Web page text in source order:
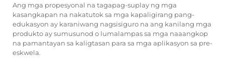
Ang mga propesyonal na tagapag-suplay ng mga
kasangkapan na nakatutok sa mga kapaligirang pang-
edukasyon ay karaniwang nagsisiguro na ang kanilang mga
produkto ay sumusunod o lumalampas sa mga naaangkop
na pamantayan sa kaligtasan para sa mga aplikasyon sa pre-
eskwela.